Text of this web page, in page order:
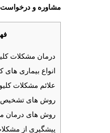
مشاوره و درخواست
درمان مشکلات
انواع بیماری های
علائم مشکلات
روش های تشخیص
روش های درمان
پیشگیری از